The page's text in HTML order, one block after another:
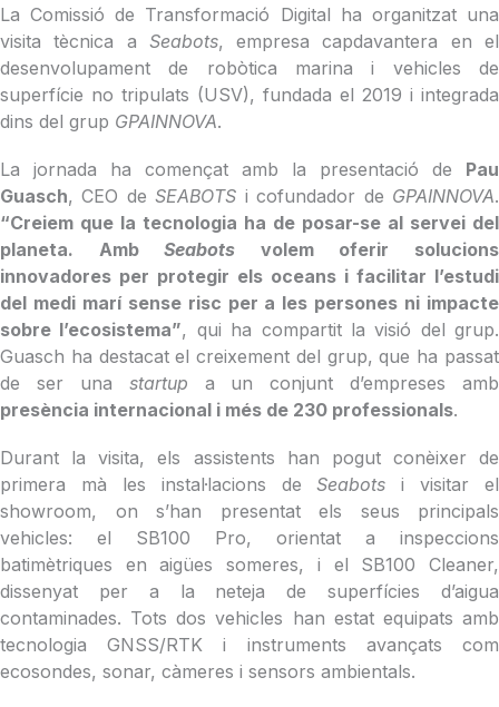
La Comissió de Transformació Digital ha organitzat una
visita tècnica a Seabots, empresa capdavantera en el
desenvolupament de robòtica marina i vehicles de
superfície no tripulats (USV), fundada el 2019 i integrada
dins del grup GPAINNOVA.
La jornada ha començat amb la presentació de Pau
Guasch, CEO deSEABOTS i cofundador de GPAINNOVA.
“Creiem que la tecnologia ha de posar-se al servei del
planeta. AmbSeabots volem oferir solucions
innovadores per protegir els oceans i facilitar l’estudi
del medi marí sense risc per a les persones ni impacte
sobre l’ecosistema”, qui ha compartit la visió del grup.
Guasch ha destacat el creixement del grup, que ha passat
de ser una startup a un conjunt d’empreses amb
presència internacional i més de 230 professionals.
Durant la visita, els assistents han pogut conèixer de
primera mà les instal·lacions deSeabotsi visitar el
showroom, on s’han presentat els seus principals
vehicles: el SB100 Pro, orientat a inspeccions
batimètriques en aigües someres, i el SB100 Cleaner,
dissenyat per a la neteja de superfícies d’aigua
contaminades. Tots dos vehicles han estat equipats amb
tecnologia GNSS/RTK i instruments avançats com
ecosondes, sonar, càmeres i sensors ambientals.